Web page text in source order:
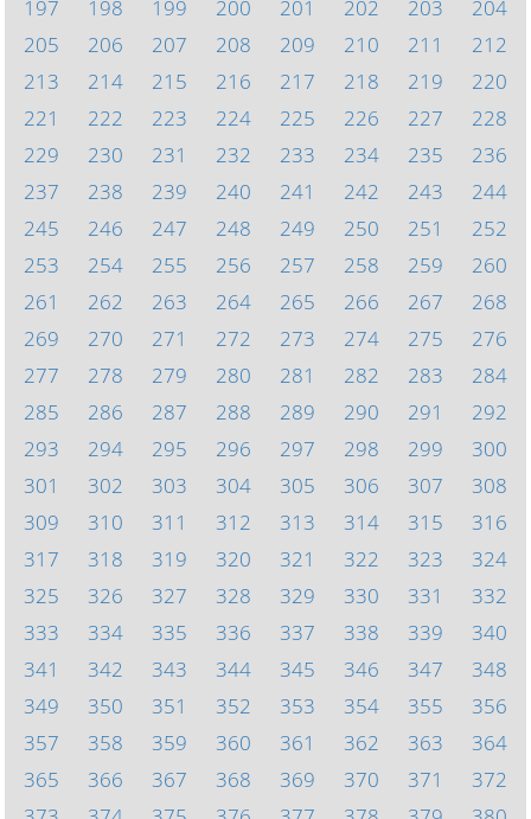
197
198 199 200 201 202 203
204
205
206 207 208 209 210 211
212
213
214 215 216 217 218 219
220
221
222 223 224 225 226 227
228
229
230 231 232 233 234 235
236
237
238 239 240 241 242 243
244
245
246 247 248 249 250 251
252
253
254 255 256 257 258 259
260
261
262 263 264 265 266 267
268
269
270 271 272 273 274 275
276
277
278 279 280 281 282 283
284
285
286 287 288 289 290 291
292
293
294 295 296 297 298 299
300
301
302 303 304 305 306 307
308
309
310 311 312 313 314 315
316
317
318 319 320 321 322 323
324
325
326 327 328 329 330 331
332
333
334 335 336 337 338 339
340
341
342 343 344 345 346 347
348
349
350 351 352 353 354 355
356
357
358 359 360 361 362 363
364
365
366 367 368 369 370 371
372